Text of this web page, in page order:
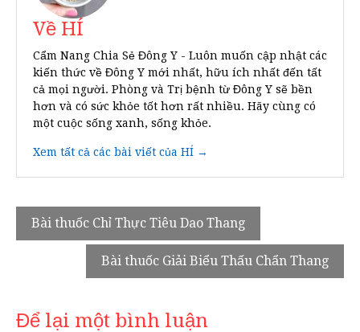
Về HÍ
Cẩm Nang Chia Sẻ Đông Y - Luôn muốn cập nhật các
kiến thức về Đông Y mới nhất, hữu ích nhất đến tất
cả mọi người. Phòng và Trị bệnh từ Đông Y sẽ bền
hơn và có sức khỏe tốt hơn rất nhiều. Hãy cùng có
một cuộc sống xanh, sống khỏe.
Xem tất cả các bài viết của HÍ →
Điều
hướng
Bài thuốc Chỉ Thực Tiêu Dao Thang
Bài thuốc Giải Biểu Thấu Chẩn Thang
Để lại một bình luận